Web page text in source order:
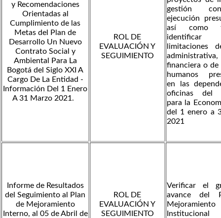
y Recomendaciones
Orientadas al
Cumplimiento de las
Metas del Plan de
Desarrollo Un Nuevo
Contrato Social y
Ambiental Para La
Bogotá del Siglo XXI A
Cargo De La Entidad -
Información Del 1 Enero
A 31 Marzo 2021.
ROL DE
EVALUACIÓN Y
SEGUIMIENTO
gestión
ejecución
así como
limitaciones
administrativa,
financiera o de
humanos
en las
oficinas del
para la
del 1 enero a
2021
Informe de Resultados
del Seguimiento al Plan
de Mejoramiento
Interno, al 05 de Abril de
ROL DE
EVALUACIÓN Y
SEGUIMIENTO
Verificar el
avance del
Mejoramiento